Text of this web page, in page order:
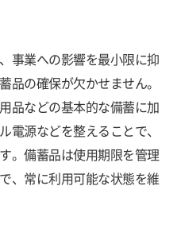
事業への影響を最小限に抑
品の確保が欠かせません。
品などの基本的な備蓄に加
電源などを整えることで、
。備蓄品は使用期限を管理
、常に利用可能な状態を維